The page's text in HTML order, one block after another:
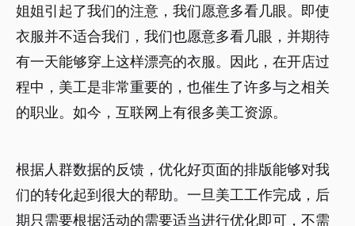
姐姐引起了我们的注意，我们愿意多看几眼。即使
衣服并不适合我们，我们也愿意多看几眼，并期待
有一天能够穿上这样漂亮的衣服。因此，在开店过
程中，美工是非常重要的，也催生了许多与之相关
的职业。如今，互联网上有很多美工资源。
根据人群数据的反馈，优化好页面的排版能够对我
们的转化起到很大的帮助。一旦美工工作完成，后
期只需要根据活动的需要适当进行优化即可，不需